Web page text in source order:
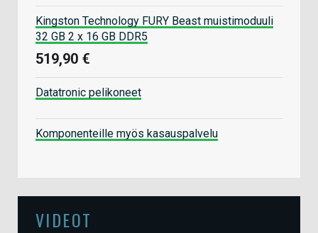
Kingston Technology FURY Beast muistimoduuli
32 GB 2 x 16 GB DDR5
519,90 €
Datatronic pelikoneet
Komponenteille myös kasauspalvelu
VIDEOT